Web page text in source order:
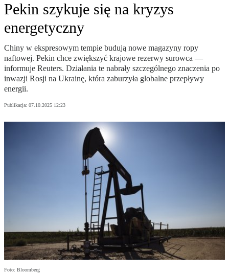
Pekin szykuje się na kryzys
energetyczny
Chiny w ekspresowym tempie budują nowe magazyny ropy
naftowej. Pekin chce zwiększyć krajowe rezerwy surowca —
informuje Reuters. Działania te nabrały szczególnego znaczenia po
inwazji Rosji na Ukrainę, która zaburzyła globalne przepływy
energii.
Publikacja: 07.10.2025 12:23
Foto: Bloomberg